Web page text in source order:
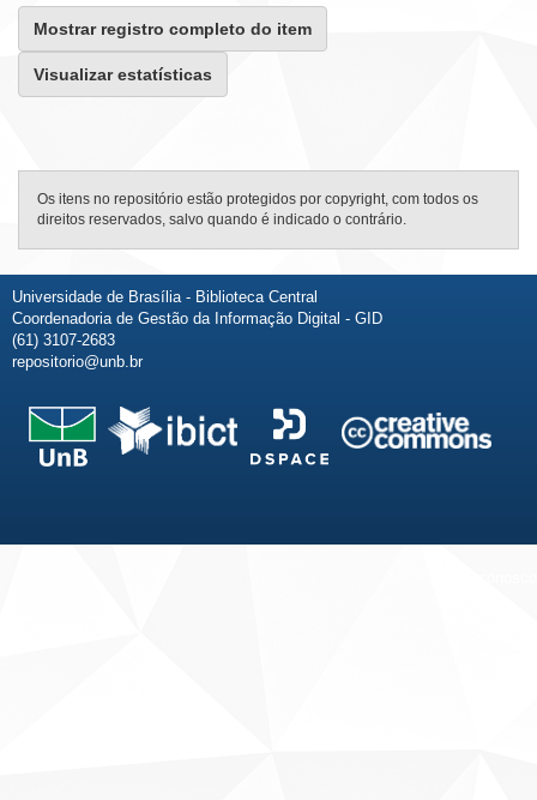
Mostrar registro completo do item
Visualizar estatísticas
Os itens no repositório estão protegidos por copyright, com todos os
direitos reservados, salvo quando é indicado o contrário.
Universidade de Brasília - Biblioteca Central
Coordenadoria de Gestão da Informação Digital - GID
(61) 3107-2683
repositorio@unb.br